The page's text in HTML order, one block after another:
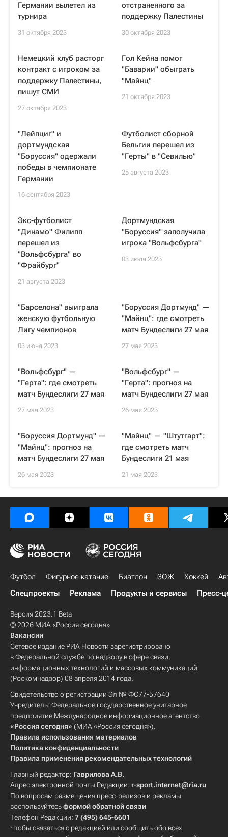
Германии вылетел из
турнира
31 октября 2023
отстраненного за
поддержку Палестины
30 октября 2023
Немецкий клуб расторг
контракт с игроком за
поддержку Палестины,
пишут СМИ
27 октября 2023
Гол Кейна помог
"Баварии" обыграть
"Майнц"
21 октября 2023
"Лейпциг" и
дортмундская
"Боруссия" одержали
победы в чемпионате
Германии
16 сентября 2023
Футболист сборной
Бельгии перешел из
"Герты" в "Севилью"
25 августа 2023
Экс-футболист
"Динамо" Филипп
перешел из
"Вольфсбурга" во
"Фрайбург"
21 августа 2023
Дортмундская
"Боруссия" заполучила
игрока "Вольфсбурга"
03 июля 2023
"Барселона" выиграла
женскую футбольную
Лигу чемпионов
03 июня 2023
"Боруссия Дортмунд" —
"Майнц": где смотреть
матч Бундеслиги 27 мая
27 мая 2023
"Вольфсбург" —
"Герта": где смотреть
матч Бундеслиги 27 мая
27 мая 2023
"Вольфсбург" —
"Герта": прогноз на
матч Бундеслиги 27 мая
26 мая 2023
"Боруссия Дортмунд" —
"Майнц": прогноз на
матч Бундеслиги 27 мая
26 мая 2023
"Майнц" — "Штутгарт":
где смотреть матч
Бундеслиги 21 мая
21 мая 2023
Футбол Фигурное катание Биатлон ЗОЖ Хоккей
Спецпроекты
Реклама Продукты и сервисы Пресс-
Версия 2023.1 Beta
© 2026 МИА «Россия сегодня»
Вакансии
Сетевое издание РИА Новости зарегистрировано
в Федеральной службе по надзору в сфере связи,
информационных технологий и массовых коммуникаций
(Роскомнадзор) 08 апреля 2014 года.
Свидетельство о регистрации Эл № ФС77-57640
Учредитель: Федеральное государственное унитарное
предприятие Международное информационное агентство
«Россия сегодня» (МИА «Россия сегодня»).
Правила использования материалов
Политика конфиденциальности
Правила применения рекомендательных технологий
Главный редактор: Гаврилова А.В.
Адрес электронной почты Редакции: r-sport.internet@ria.ru
По вопросам размещения пресс-релизов и рекламы
воспользуйтесьформой обратной связи
Телефон Редакции: 7 (495) 645-6601
Чтобы связаться с редакцией или сообщить обо всех